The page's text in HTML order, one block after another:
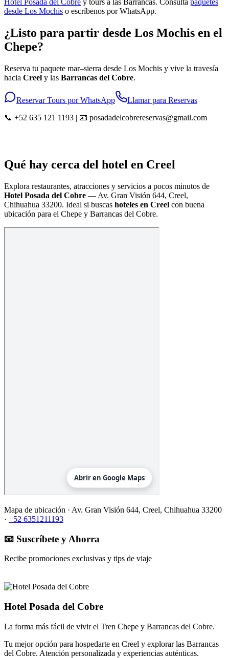
Hotel Posada del Cobre y tours a las Barrancas. Consulta paquetes
desde Los Mochis o escríbenos por WhatsApp.
¿Listo para partir desde Los Mochis en el
Chepe?
Reserva tu paquete mar–sierra desde Los Mochis y vive la travesía
hacia Creel y las Barrancas del Cobre.
Reservar Tours por WhatsApp
Llamar para Reservas
📞 +52 635 121 1193 | 📧 posadadelcobrereservas@gmail.com
Qué hay cerca del hotel en Creel
Explora restaurantes, atracciones y servicios a pocos minutos de
Hotel Posada del Cobre — Av. Gran Visión 644, Creel,
Chihuahua 33200. Ideal si buscas hoteles en Creel con buena
ubicación para el Chepe y Barrancas del Cobre.
Mapa de ubicación · Av. Gran Visión 644, Creel, Chihuahua 33200
· +52 6351211193
📧 Suscríbete y Ahorra
Recibe promociones exclusivas y tips de viaje
Hotel Posada del Cobre
La forma más fácil de vivir el Tren Chepe y Barrancas del Cobre.
Tu mejor opción para hospedarte en Creel y explorar las Barrancas
del Cobre. Atención personalizada y experiencias auténticas.